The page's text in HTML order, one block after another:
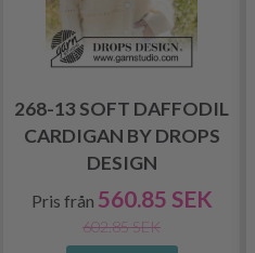
268-13 SOFT DAFFODIL
CARDIGAN BY DROPS
DESIGN
Pris från 560.85 SEK
602.85 SEK